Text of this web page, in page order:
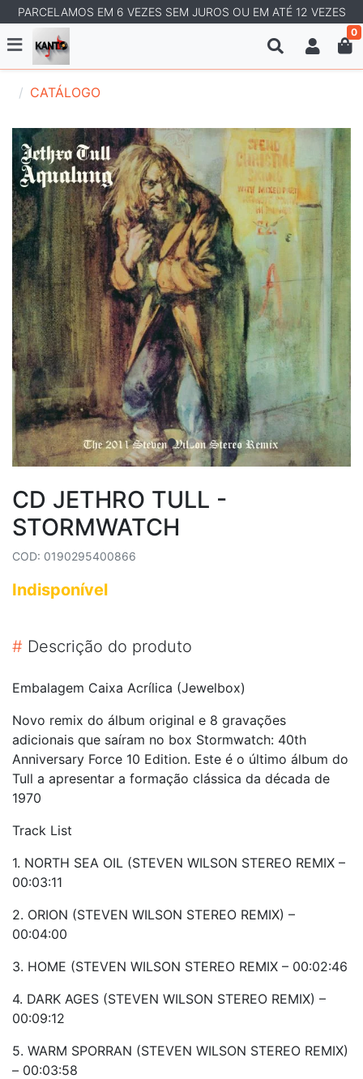
PARCELAMOS EM 6 VEZES SEM JUROS OU EM ATÉ 12 VEZES
0
CATÁLOGO
CD JETHRO TULL -
STORMWATCH
COD: 0190295400866
Indisponível
# Descrição do produto
Embalagem Caixa Acrílica (Jewelbox)
Novo remix do álbum original e 8 gravações
adicionais que saíram no box Stormwatch: 40th
Anniversary Force 10 Edition. Este é o último álbum do
Tull a apresentar a formação clássica da década de
1970
Track List
1. NORTH SEA OIL (STEVEN WILSON STEREO REMIX –
00:03:11
2. ORION (STEVEN WILSON STEREO REMIX) –
00:04:00
3. HOME (STEVEN WILSON STEREO REMIX – 00:02:46
4. DARK AGES (STEVEN WILSON STEREO REMIX) –
00:09:12
5. WARM SPORRAN (STEVEN WILSON STEREO REMIX)
– 00:03:58